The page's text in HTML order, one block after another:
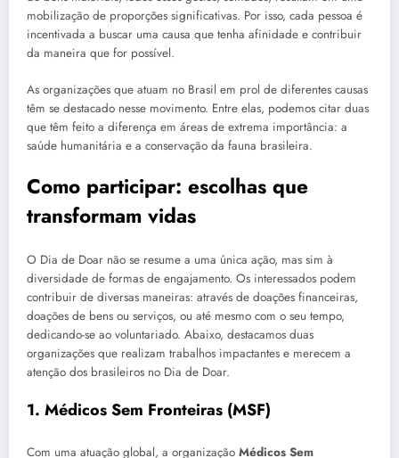
mobilização de proporções significativas. Por isso, cada pessoa é
incentivada a buscar uma causa que tenha afinidade e contribuir
da maneira que for possível.
As organizações que atuam no Brasil em prol de diferentes causas
têm se destacado nesse movimento. Entre elas, podemos citar duas
que têm feito a diferença em áreas de extrema importância: a
saúde humanitária e a conservação da fauna brasileira.
Como participar: escolhas que
transformam vidas
O Dia de Doar não se resume a uma única ação, mas sim à
diversidade de formas de engajamento. Os interessados podem
contribuir de diversas maneiras: através de doações financeiras,
doações de bens ou serviços, ou até mesmo com o seu tempo,
dedicando-se ao voluntariado. Abaixo, destacamos duas
organizações que realizam trabalhos impactantes e merecem a
atenção dos brasileiros no Dia de Doar.
1. Médicos Sem Fronteiras (MSF)
Com uma atuação global, a organização Médicos Sem